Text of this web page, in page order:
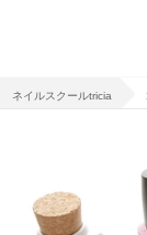
ネイルスクールtricia